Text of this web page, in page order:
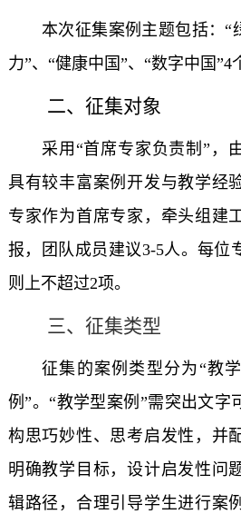
本次征集案例主题包括：“
力”、“健康中国”、“数字中国”4
二、征集对象
采用“首席专家负责制”，
具有较丰富案例开发与教学经
专家作为首席专家，牵头组建
报，团队成员建议3-5人。每位
则上不超过2项。
三、征集类型
征集的案例类型分为“教
例”。“教学型案例”需突出文字
构思巧妙性、思考启发性，并
明确教学目标，设计启发性问
辑路径，合理引导学生进行案